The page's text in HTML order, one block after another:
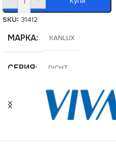
SKU: 31412
МАРКА KANLUX
СЕРИЯ DICHT
ЦВЕТНА ТЕМПЕРАТУРА
(K)